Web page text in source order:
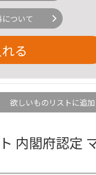
ついて
る
欲しいものリストに追加
内閣府認定